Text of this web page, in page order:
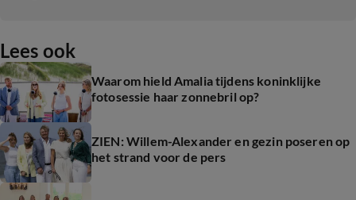
Lees ook
Waarom hield Amalia tijdens koninklijke
fotosessie haar zonnebril op?
ZIEN: Willem-Alexander en gezin poseren op
het strand voor de pers